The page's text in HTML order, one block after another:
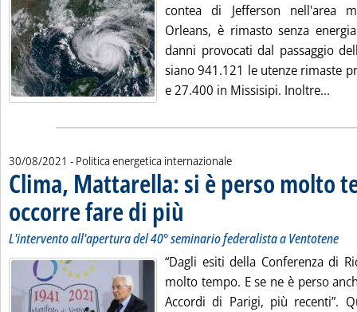
contea di Jefferson nell'area
Orleans, è rimasto senza
danni provocati dal passaggio
siano 941.121 le utenze rimaste
e 27.400 in Missisipi. Inoltre...
30/08/2021 - Politica energetica internazionale
Clima, Mattarella: si è perso molto
occorre fare di più . Sottotitolo: L'intervento all'apertura del
. Pubblicata lunedì 30 agosto 2021 alle 12.18.
L'intervento all'apertura del 40° seminario federalista a Ventotene
“Dagli esiti della Conferenza di
molto tempo. E se ne è perso
Accordi di Parigi, più recenti”.